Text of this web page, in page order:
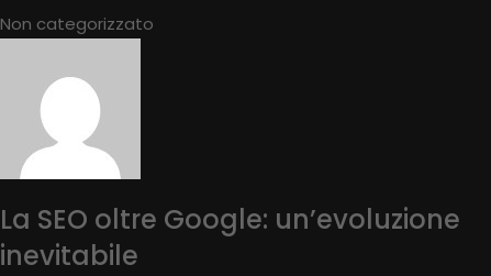
Non categorizzato
La SEO oltre Google: un’evoluzione
inevitabile